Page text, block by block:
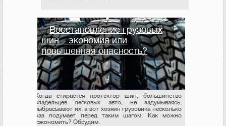
Восстановление грузовых
шин – экономия или
повышенная опасность?
Когда стирается протектор шин, большинство
владельцев легковых авто, не задумываясь,
выбрасывают их, а вот хозяин грузовика несколько
раз подумает перед таким шагом. Как можно
сэкономить? Обсудим.